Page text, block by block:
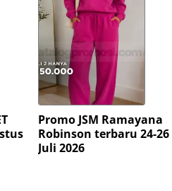
Promo JSM Ramayana
Robinson terbaru 24-26
Juli 2026